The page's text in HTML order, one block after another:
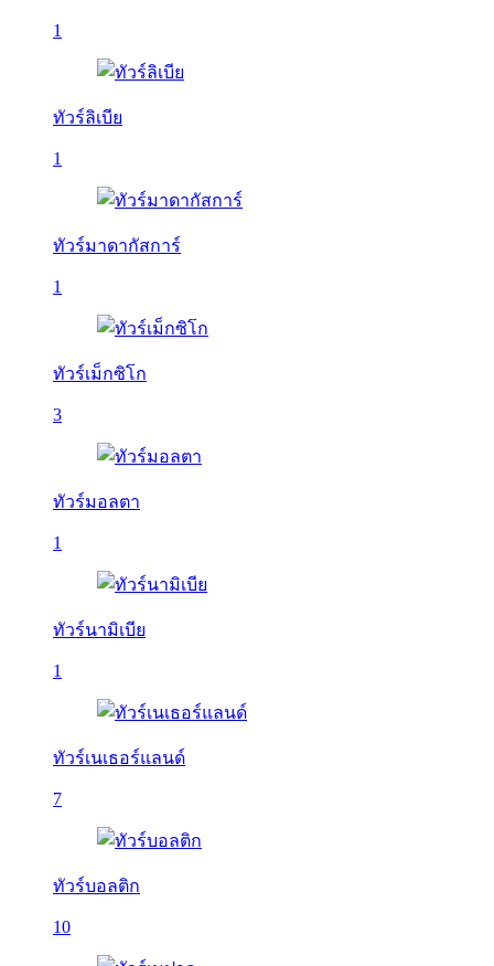
1
ทัวร์ลิเบีย
1
ทัวร์มาดากัสการ์
1
ทัวร์เม็กซิโก
3
ทัวร์มอลตา
1
ทัวร์นามิเบีย
1
ทัวร์เนเธอร์แลนด์
7
ทัวร์บอลติก
10